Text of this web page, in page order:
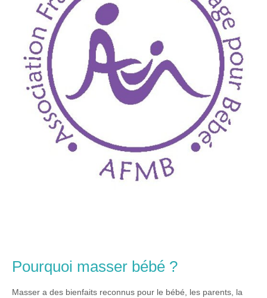
Pourquoi masser bébé ?
Masser a des bienfaits reconnus pour le bébé, les parents, la